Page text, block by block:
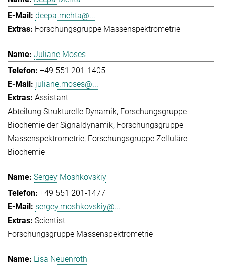
deepa.mehta@...
Forschungsgruppe Massenspektrometrie
Juliane Moses
+49 551 201-1405
juliane.moses@...
Assistant
Abteilung Strukturelle Dynamik Forschungsgruppe
Biochemie der Signaldynamik Forschungsgruppe
Massenspektrometrie Forschungsgruppe Zelluläre
Biochemie
Sergey Moshkovskiy
+49 551 201-1477
sergey.moshkovskiy@...
Scientist
Forschungsgruppe Massenspektrometrie
Lisa Neuenroth